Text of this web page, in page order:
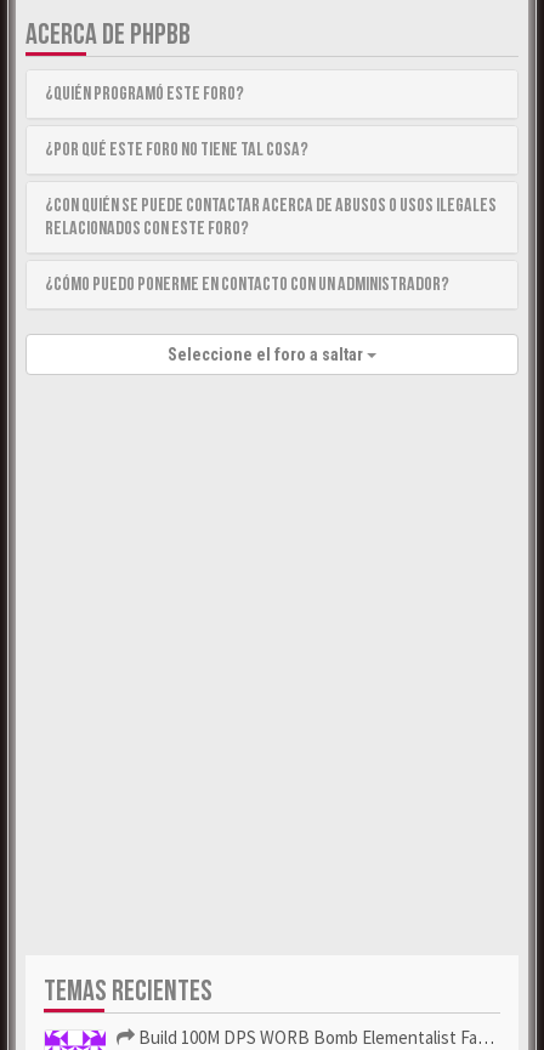
ACERCA DE PHPBB
¿Quién programó este foro?
¿Por qué este foro no tiene tal cosa?
¿Con quién se puede contactar acerca de abusos o usos ilegales
relacionados con este foro?
¿Cómo puedo ponerme en contacto con un Administrador?
Seleccione el foro a saltar
TEMAS RECIENTES
Build 100M DPS WORB Bomb Elementalist Fast - Grab POE Curren...